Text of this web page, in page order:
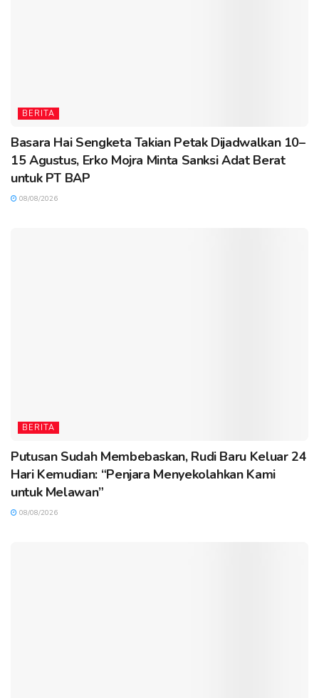
BERITA
Basara Hai Sengketa Takian Petak Dijadwalkan 10–
15 Agustus, Erko Mojra Minta Sanksi Adat Berat
untuk PT BAP
08/08/2026
BERITA
Putusan Sudah Membebaskan, Rudi Baru Keluar 24
Hari Kemudian: “Penjara Menyekolahkan Kami
untuk Melawan”
08/08/2026